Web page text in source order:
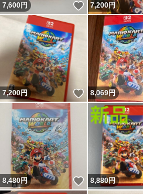
7,600円 いいね！
7,200円
7,200円 いいね！
8,069円
8,480円 いいね！
8,880円